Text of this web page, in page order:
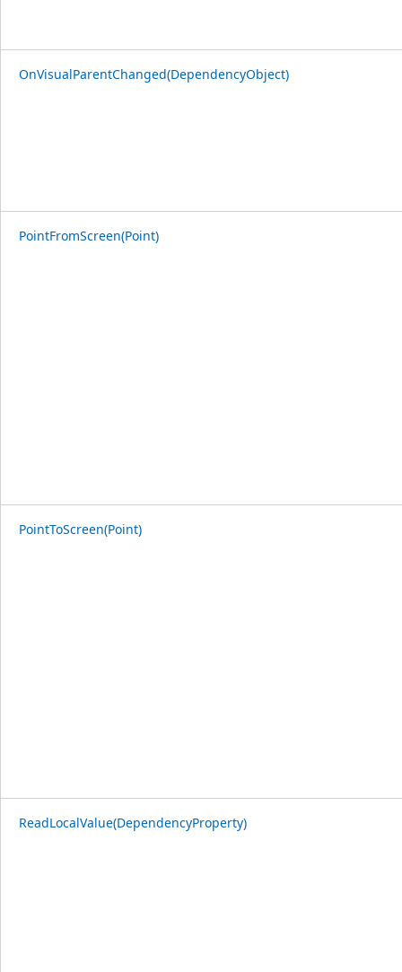
OnVisualParentChanged(DependencyObject)
PointFromScreen(Point)
PointToScreen(Point)
ReadLocalValue(DependencyProperty)